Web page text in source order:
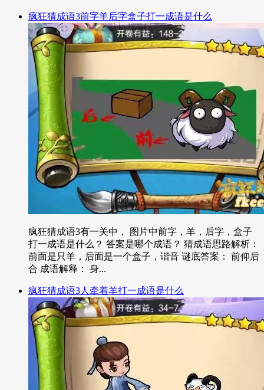
疯狂猜成语3前字羊后字盒子打一成语是什么
疯狂猜成语3有一关中， 图片中前字，羊，后字，盒子
打一成语是什么？ 答案是哪个成语？ 猜成语思路解析：
前面是只羊，后面是一个盒子，谐音 谜底答案： 前仰后
合 成语解释： 身...
疯狂猜成语3人牵着羊打一成语是什么